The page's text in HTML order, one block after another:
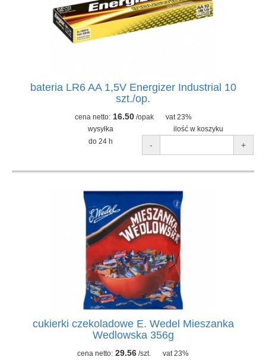
bateria LR6 AA 1,5V Energizer Industrial 10
szt./op.
cena netto: 16.50/opak
vat 23%
wysyłka
ilość w koszyku
do 24 h
- +
cukierki czekoladowe E. Wedel Mieszanka
Wedlowska 356g
cena netto: 29.56 /szt.
vat 23%